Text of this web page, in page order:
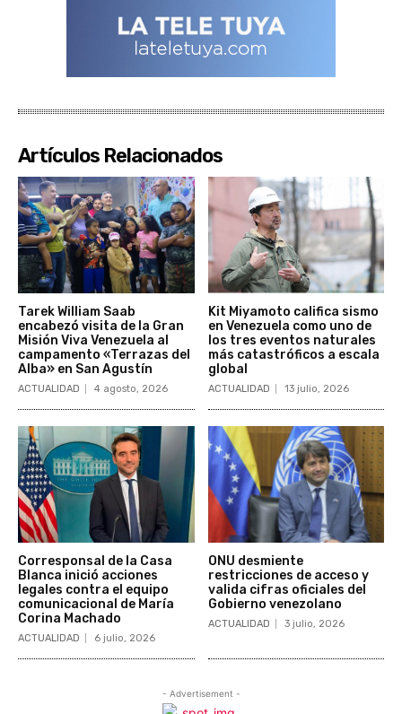
Artículos Relacionados
Tarek William Saab
encabezó visita de la Gran
Misión Viva Venezuela al
campamento «Terrazas del
Alba» en San Agustín
ACTUALIDAD 4 agosto, 2026
Kit Miyamoto califica sismo
en Venezuela como uno de
los tres eventos naturales
más catastróficos a escala
global
ACTUALIDAD 13 julio, 2026
Corresponsal de la Casa
Blanca inició acciones
legales contra el equipo
comunicacional de María
Corina Machado
ACTUALIDAD 6 julio, 2026
ONU desmiente
restricciones de acceso y
valida cifras oficiales del
Gobierno venezolano
ACTUALIDAD 3 julio, 2026
- Advertisement -